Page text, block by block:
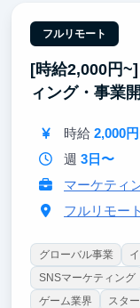
フルリモート
[時給2,000円
ィング・事業
時給 2,000
週 3日〜
マーケティ
フルリモート
グローバル事業
SNSマーケティング
ゲーム業界
スタ